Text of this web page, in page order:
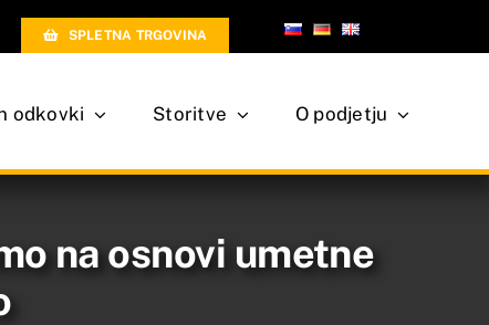
SPLETNA TRGOVINA
odkovki Storitve O podjetju
na osnovi umetne